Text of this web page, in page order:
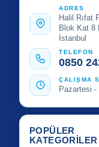
ADRES
Halil Rıfat
Blok Kat 8
İstanbul
TELEFON
0850
ÇALIŞMA
Pazartesi -
POPÜLER
KATEGORİLER